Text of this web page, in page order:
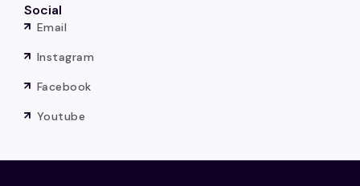
Social
Email
Instagram
Facebook
Youtube